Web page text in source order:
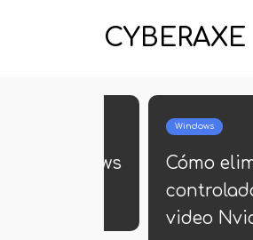
CYBERAXE
de Windows
Windows
Cómo
video